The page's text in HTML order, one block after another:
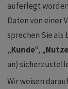
auferlegt
Daten von einer
sprechen Sie
„Kunde“, „
an)
Wir weisen